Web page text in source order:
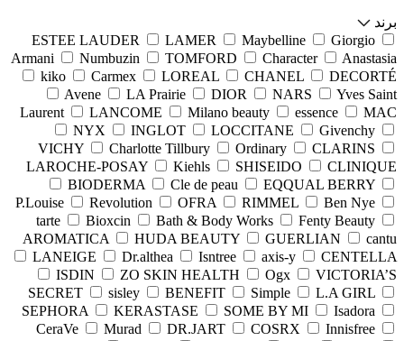
برند
ESTEE LAUDER
LAMER Maybelline
Giorgio
Armani
Numbuzin TOMFORD Character
Anastasia
kiko
Carmex LOREAL CHANEL
DECORTÉ
Avene
LA Prairie DIOR NARS
Yves Saint
Laurent
LANCOME Milano beauty essence
MAC
NYX
INGLOT LOCCITANE
Givenchy
VICHY
Charlotte Tillbury Ordinary
CLARINS
LAROCHE-POSAY
Kiehls SHISEIDO
CLINIQUE
BIODERMA
Cle de peau
EQQUAL BERRY
P.Louise
Revolution OFRA RIMMEL
Ben Nye
tarte
Bioxcin Bath & Body Works
Fenty Beauty
AROMATICA
HUDA BEAUTY GUERLIAN
cantu
LANEIGE
Dr.althea Isntree axis-y
CENTELLA
ISDIN
ZO SKIN HEALTH Ogx
VICTORIA’S
SECRET
sisley BENEFIT Simple
L.A GIRL
SEPHORA
KERASTASE SOME BY MI
Isadora
CeraVe
Murad DR.JART COSRX
Innisfree